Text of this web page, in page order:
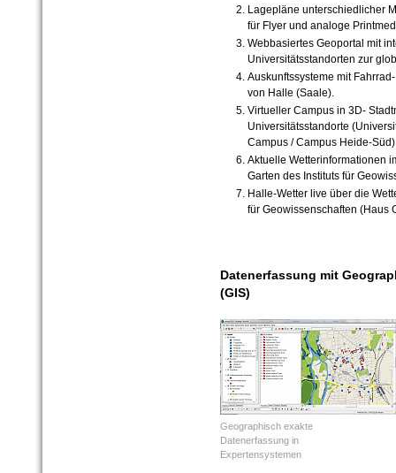
Lagepläne unterschiedlicher
für Flyer und analoge
Webbasiertes Geoportal miti
Universitätsstandorten zur
Auskunftssysteme mit
von Halle (Saale).
Virtueller Campus in 3D-
Universitätsstandorte
Campus / Campus Heide-Süd)
Aktuelle Wetterinformationen
Garten des Instituts für
Halle-Wetter live über die
für Geowissenschaften (Haus
Datenerfassung mit
(GIS)
Geographisch exakte
Datenerfassung in
Expertensystemen